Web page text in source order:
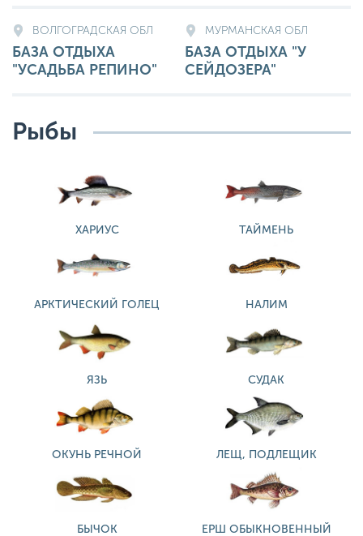
ВОЛГОГРАДСКАЯ ОБЛ
БАЗА ОТДЫХА
"УСАДЬБА РЕПИНО"
МУРМАНСКАЯ ОБЛ
БАЗА ОТДЫХА "У
СЕЙДОЗЕРА"
Рыбы
ХАРИУС ТАЙМЕНЬ
АРКТИЧЕСКИЙ ГОЛЕЦ НАЛИМ
ЯЗЬ СУДАК
ОКУНЬ РЕЧНОЙ ЛЕЩ, ПОДЛЕЩИК
БЫЧОК ЕРШ ОБЫКНОВЕННЫЙ